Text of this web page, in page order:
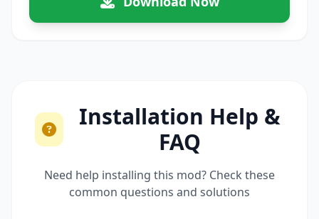
Installation Help &
FAQ
Need help installing this mod? Check these
common questions and solutions